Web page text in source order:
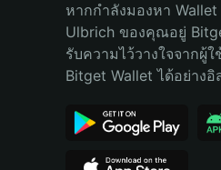
Bahasa Indonesia
Português (Brasil)
หากกำลังมองหา
Ulbrich ของคุณอยู่
รับความไว้วางใจจาก
Bitget Wallet ได้อย่างอิ